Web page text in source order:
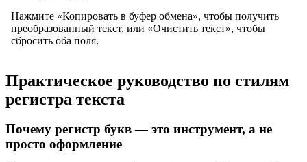
Нажмите «Копировать в буфер обмена», чтобы получить
преобразованный текст, или «Очистить текст», чтобы
сбросить оба поля.
Практическое руководство по стилям
регистра текста
Почему регистр букв — это инструмент, а не
просто оформление